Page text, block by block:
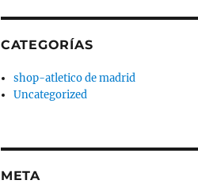
CATEGORÍAS
shop-atletico de madrid
Uncategorized
META